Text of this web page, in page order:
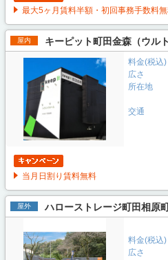
最大5ヶ月賃料半額・初回事務手数料
屋内 キーピット町田金森（ウル
料金(税込)
広さ
所在地
交通
当月日割り賃料無料
屋外 ハローストレージ町田相原
料金(税込)
広さ